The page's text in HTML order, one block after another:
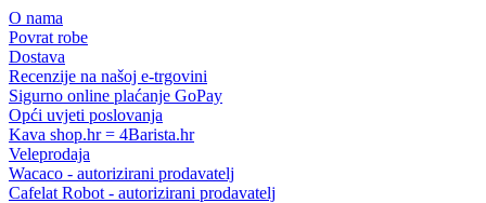
O nama
Povrat robe
Dostava
Recenzije na našoj e-trgovini
Sigurno online plaćanje GoPay
Opći uvjeti poslovanja
Kava shop.hr = 4Barista.hr
Veleprodaja
Wacaco - autorizirani prodavatelj
Cafelat Robot - autorizirani prodavatelj